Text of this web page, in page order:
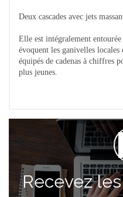
Deux cascades avec jets
Elle est intégralement
évoquent les ganivelles
équipés de cadenas à chiffres
plus jeunes.
Recevez